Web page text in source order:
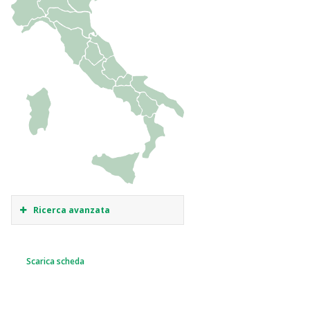
Ricerca avanzata
Scarica scheda